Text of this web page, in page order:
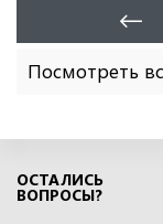
Посмотреть
ОСТАЛИСЬ
ВОПРОСЫ?